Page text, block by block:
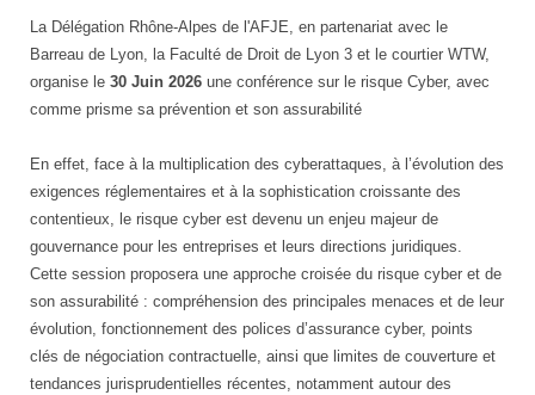
La Délégation Rhône-Alpes de l'AFJE, en partenariat avec le
Barreau de Lyon, la Faculté de Droit de Lyon 3 et le courtier WTW,
organise le 30 Juin 2026 une conférence sur le risque Cyber, avec
comme prisme sa prévention et son assurabilité
En effet, face à la multiplication des cyberattaques, à l’évolution des
exigences réglementaires et à la sophistication croissante des
contentieux, le risque cyber est devenu un enjeu majeur de
gouvernance pour les entreprises et leurs directions juridiques.
Cette session proposera une approche croisée du risque cyber et de
son assurabilité : compréhension des principales menaces et de leur
évolution, fonctionnement des polices d’assurance cyber, points
clés de négociation contractuelle, ainsi que limites de couverture et
tendances jurisprudentielles récentes, notamment autour des